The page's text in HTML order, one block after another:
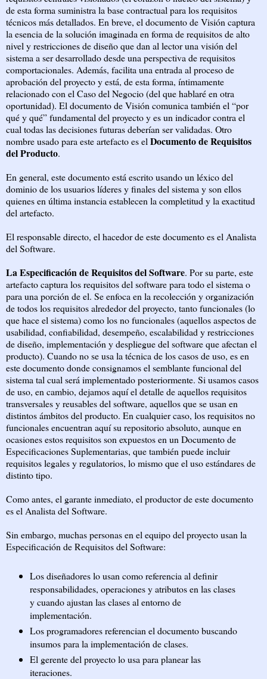
de esta forma suministra la base contractual para los requisitos
técnicos más detallados. En breve, el documento de Visión captura
la esencia de la solución imaginada en forma de requisitos de alto
nivel y restricciones de diseño que dan al lector una visión del
sistema a ser desarrollado desde una perspectiva de requisitos
comportacionales. Además, facilita una entrada al proceso de
aprobación del proyecto y está, de esta forma, íntimamente
relacionado con el Caso del Negocio (del que hablaré en otra
oportunidad). El documento de Visión comunica también el “por
qué y qué” fundamental del proyecto y es un indicador contra el
cual todas las decisiones futuras deberían ser validadas. Otro
nombre usado para este artefacto es el Documento de Requisitos
del Producto.
En general, este documento está escrito usando un léxico del
dominio de los usuarios líderes y finales del sistema y son ellos
quienes en última instancia establecen la completitud y la exactitud
del artefacto.
El responsable directo, el hacedor de este documento es el Analista
del Software.
La Especificación de Requisitos del Software. Por su parte, este
artefacto captura los requisitos del software para todo el sistema o
para una porción de el. Se enfoca en la recolección y organización
de todos los requisitos alrededor del proyecto, tanto funcionales (lo
que hace el sistema) como los no funcionales (aquellos aspectos de
usabilidad, confiabilidad, desempeño, escalabilidad y restricciones
de diseño, implementación y despliegue del software que afectan el
producto). Cuando no se usa la técnica de los casos de uso, es en
este documento donde consignamos el semblante funcional del
sistema tal cual será implementado posteriormente. Si usamos casos
de uso, en cambio, dejamos aquí el detalle de aquellos requisitos
transversales y reusables del software, aquellos que se usan en
distintos ámbitos del producto. En cualquier caso, los requisitos no
funcionales encuentran aquí su repositorio absoluto, aunque en
ocasiones estos requisitos son expuestos en un Documento de
Especificaciones Suplementarias, que también puede incluir
requisitos legales y regulatorios, lo mismo que el uso estándares de
distinto tipo.
Como antes, el garante inmediato, el productor de este documento
es el Analista del Software.
Sin embargo, muchas personas en el equipo del proyecto usan la
Especificación de Requisitos del Software:
Los diseñadores lo usan como referencia al definir
responsabilidades, operaciones y atributos en las clases
y cuando ajustan las clases al entorno de
implementación.
Los programadores referencian el documento buscando
insumos para la implementación de clases.
El gerente del proyecto lo usa para planear las
iteraciones.